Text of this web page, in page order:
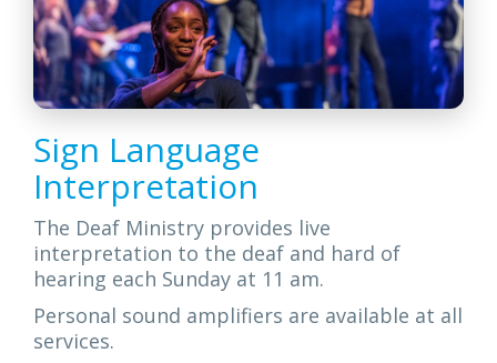
Sign Language
Interpretation
The Deaf Ministry provides live
interpretation to the deaf and hard of
hearing each Sunday at 11 am.
Personal sound amplifiers are available at all
services.